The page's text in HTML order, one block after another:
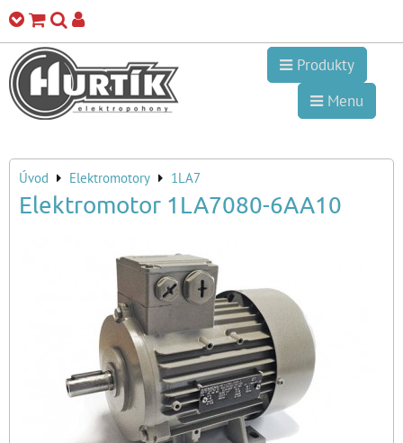
Produkty
Menu
Úvod Elektromotory 1LA7
Elektromotor 1LA7080-6AA10